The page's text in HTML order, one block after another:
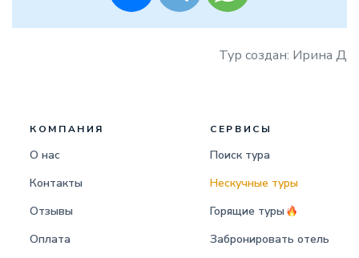
Тур создан: Ирина Д
КОМПАНИЯ
О нас
Контакты
Отзывы
Оплата
СЕРВИСЫ
Поиск тура
Нескучные туры
Горящие туры
Забронировать отель